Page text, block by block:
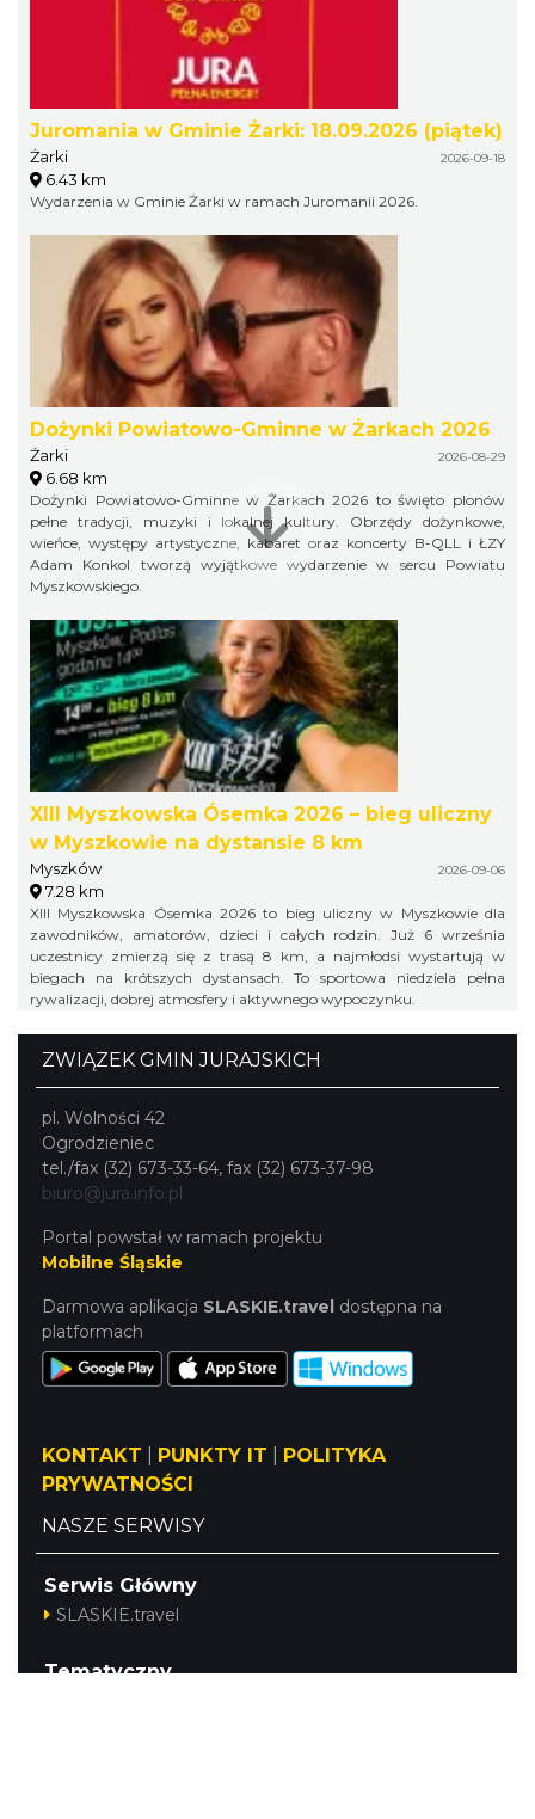
Juromania w Gminie Żarki: 18.09.2026 (piątek)
Żarki 2026-09-18
6.43 km
Wydarzenia w Gminie Żarki w ramach Juromanii 2026.
Dożynki Powiatowo-Gminne w Żarkach 2026
Żarki 2026-08-29
6.68 km
Dożynki Powiatowo-Gminne w Żarkach 2026 to święto plonów
pełne tradycji, muzyki i lokalnej kultury. Obrzędy dożynkowe,
wieńce, występy artystyczne, kabaret oraz koncerty B-QLL i ŁZY
Adam Konkol tworzą wyjątkowe wydarzenie w sercu Powiatu
Myszkowskiego.
XIII Myszkowska Ósemka 2026 – bieg uliczny
w Myszkowie na dystansie 8 km
Myszków 2026-09-06
7.28 km
XIII Myszkowska Ósemka 2026 to bieg uliczny w Myszkowie dla
zawodników, amatorów, dzieci i całych rodzin. Już 6 września
uczestnicy zmierzą się z trasą 8 km, a najmłodsi wystartują w
biegach na krótszych dystansach. To sportowa niedziela pełna
rywalizacji, dobrej atmosfery i aktywnego wypoczynku.
ZWIĄZEK GMIN JURAJSKICH
pl. Wolności 42
Ogrodzieniec
tel./fax (32) 673-33-64, fax (32) 673-37-98
biuro@jura.info.pl
Portal powstał w ramach projektu
Mobilne Śląskie
Darmowa aplikacja SLASKIE.travel dostępna na
platformach
KONTAKT PUNKTY IT
POLITYKA
PRYWATNOŚCI
NASZE SERWISY
Serwis Główny
SLASKIE.travel
Tematyczny